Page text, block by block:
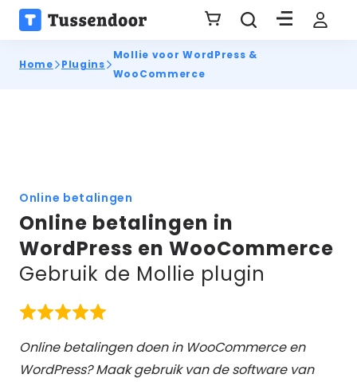
Home Plugins
Mollie voor WordPress &
WooCommerce
Online betalingen
Online betalingen in
WordPress en WooCommerce
Gebruik de Mollie plugin
Online betalingen doen in WooCommerce en
WordPress? Maak gebruik van de software van